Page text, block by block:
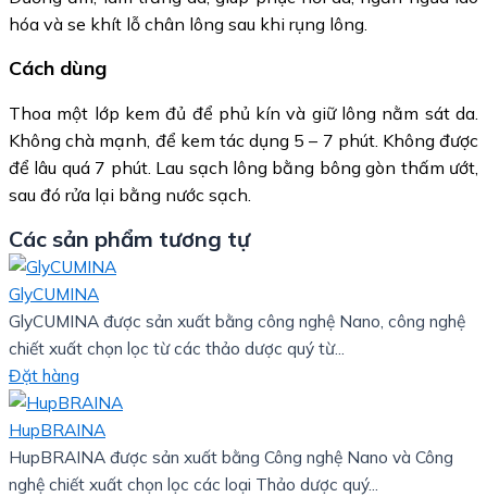
hóa và se khít lỗ chân lông sau khi rụng lông.
Cách dùng
Thoa một lớp kem đủ để phủ kín và giữ lông nằm sát da.
Không chà mạnh, để kem tác dụng 5 – 7 phút. Không được
để lâu quá 7 phút. Lau sạch lông bằng bông gòn thấm ướt,
sau đó rửa lại bằng nước sạch.
Các sản phẩm tương tự
GlyCUMINA
GlyCUMINA được sản xuất bằng công nghệ Nano, công nghệ
chiết xuất chọn lọc từ các thảo dược quý từ...
Đặt hàng
HupBRAINA
HupBRAINA được sản xuất bằng Công nghệ Nano và Công
nghệ chiết xuất chọn lọc các loại Thảo dược quý...